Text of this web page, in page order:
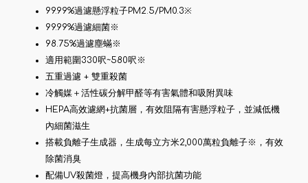
99.99%過濾懸浮粒子PM2.5/PM0.3※
99.99%過濾細菌※
98.75%過濾塵蟎※
適用範圍330呎~580呎※
五重過濾 + 雙重殺菌
冷觸媒＋活性碳分解甲醛等有害氣體和吸附異味
HEPA高效濾網+抗菌層，有效阻隔有害懸浮粒子，並減低機
內細菌滋生
搭載負離子生成器，生成每立方米2,000萬粒負離子※，有效
除菌消臭
配備UV殺菌燈，提高機身內部抗菌功能